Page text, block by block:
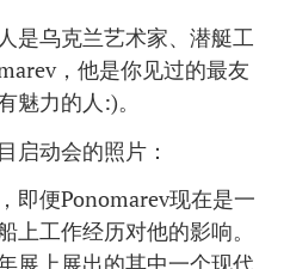
是乌克兰艺术家、潜艇工
，他是你见过的最友
魅力的人:)。
启动会的照片：
即便Ponomarev现在是一
上工作经历对他的影响。